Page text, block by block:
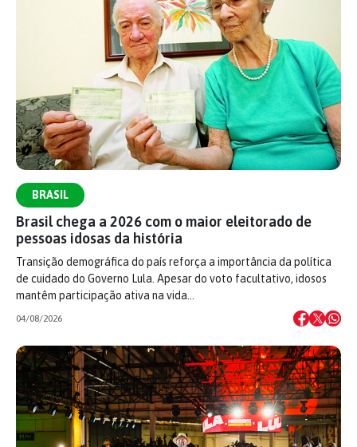
BRASIL
Brasil chega a 2026 com o maior eleitorado de
pessoas idosas da história
Transição demográfica do país reforça a importância da política
de cuidado do Governo Lula. Apesar do voto facultativo, idosos
mantêm participação ativa na vida…
04/08/2026